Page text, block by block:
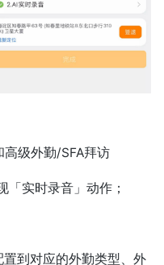
级外勤/SFA拜访
「实时录音」动作；
到对应的外勤类型、外